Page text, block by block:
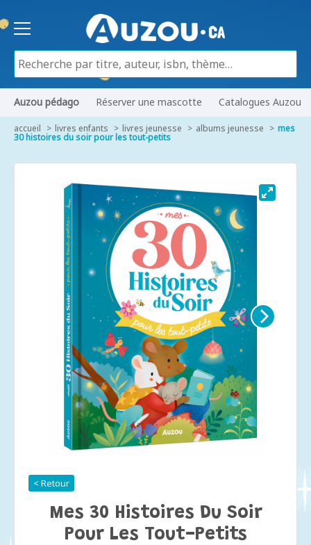
Auzou pédago Réserver une mascotte Catalogues Auzou
accueil livres enfants livres jeunesse albums jeunesse mes
30 histoires du soir pour les tout-petits
< Retour
Mes 30 Histoires Du Soir
Pour Les Tout-Petits